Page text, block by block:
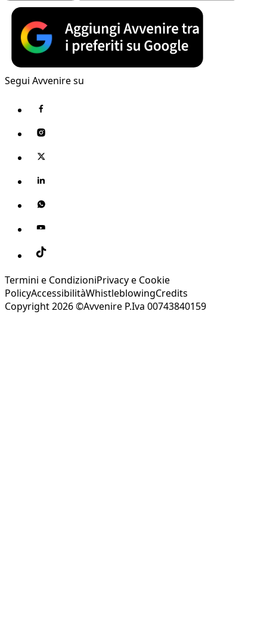
Segui Avvenire su
Termini e CondizioniPrivacy e Cookie
PolicyAccessibilitàWhistleblowingCredits
Copyright 2026 ©Avvenire P.Iva 00743840159